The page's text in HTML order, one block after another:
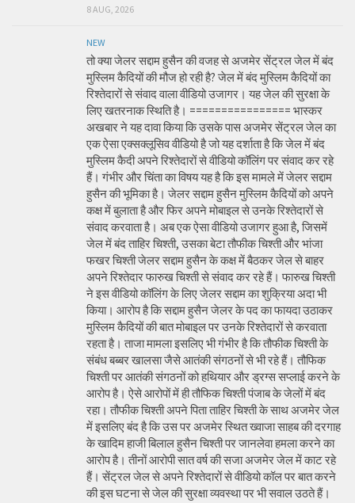
8 AUG, 2026
NEW
तो क्या जेलर सद्दाम हुसैन की वजह से अजमेर सेंट्रल जेल में बंद
मुस्लिम कैदियों की मौज हो रही है? जेल में बंद मुस्लिम कैदियों का
रिश्तेदारों से संवाद वाला वीडियो उजागर। यह जेल की सुरक्षा के
लिए खतरनाक स्थिति है। ================ भास्कर
अखबार ने यह दावा किया कि उसके पास अजमेर सेंट्रल जेल का
एक ऐसा एक्सक्लूसिव वीडियो है जो यह दर्शाता है कि जेल में बंद
मुस्लिम कैदी अपने रिश्तेदारों से वीडियो कॉलिंग पर संवाद कर रहे
हैं। गंभीर और चिंता का विषय यह है कि इस मामले में जेलर सद्दाम
हुसैन की भूमिका है। जेलर सद्दाम हुसैन मुस्लिम कैदियों को अपने
कक्ष में बुलाता है और फिर अपने मोबाइल से उनके रिश्तेदारों से
संवाद करवाता है। अब एक ऐसा वीडियो उजागर हुआ है, जिसमें
जेल में बंद ताहिर चिश्ती, उसका बेटा तौफीक चिश्ती और भांजा
फखर चिश्ती जेलर सद्दाम हुसैन के कक्ष में बैठकर जेल से बाहर
अपने रिश्तेदार फारुख चिश्ती से संवाद कर रहे हैं। फारुख चिश्ती
ने इस वीडियो कॉलिंग के लिए जेलर सद्दाम का शुक्रिया अदा भी
किया। आरोप है कि सद्दाम हुसैन जेलर के पद का फायदा उठाकर
मुस्लिम कैदियों की बात मोबाइल पर उनके रिश्तेदारों से करवाता
रहता है। ताजा मामला इसलिए भी गंभीर है कि तौफीक चिश्ती के
संबंध बब्बर खालसा जैसे आतंकी संगठनों से भी रहे हैं। तौफिक
चिश्ती पर आतंकी संगठनों को हथियार और ड्रग्स सप्लाई करने के
आरोप है। ऐसे आरोपों में ही तौफिक चिश्ती पंजाब के जेलों में बंद
रहा। तौफीक चिश्ती अपने पिता ताहिर चिश्ती के साथ अजमेर जेल
में इसलिए बंद है कि उस पर अजमेर स्थित ख्वाजा साहब की दरगाह
के खादिम हाजी बिलाल हुसैन चिश्ती पर जानलेवा हमला करने का
आरोप है। तीनों आरोपी सात वर्ष की सजा अजमेर जेल में काट रहे
हैं। सेंट्रल जेल से अपने रिश्तेदारों से वीडियो कॉल पर बात करने
की इस घटना से जेल की सुरक्षा व्यवस्था पर भी सवाल उठते हैं।